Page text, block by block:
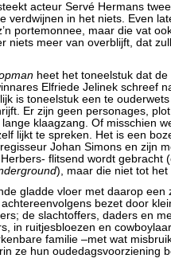
acteur Servé Hermans
verdwijnen in het niets. Even
portemonnee, maar die vat
niets meer van overblijft, dat
heet het toneelstuk dat
Elfriede Jelinek schreef
is toneelstuk een te
Er zijn geen personages,
klaagzang. Of misschien
lijkt te spreken. Het is een
Johan Simons en zijn
flitsend wordt gebracht
), maar die niet tot
gladde vloer met daarop een
bezet door
de slachtoffers, daders en
in ruitjesbloezen en
familie –met wat
ze hun oudedagsvoorziening